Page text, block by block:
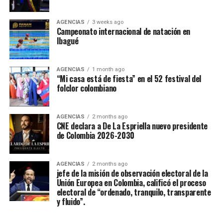
AGENCIAS 3 weeks ago
Campeonato internacional de natación en
Ibagué
AGENCIAS 1 month ago
“Mi casa está de fiesta” en el 52 festival del
folclor colombiano
AGENCIAS 2 months ago
CNE declara a De La Espriella nuevo presidente
de Colombia 2026-2030
AGENCIAS 2 months ago
jefe de la misión de observación electoral de la
Unión Europea en Colombia, calificó el proceso
electoral de “ordenado, tranquilo, transparente
y fluido”.